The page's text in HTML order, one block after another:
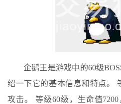
企鹅王是游戏中的60级
绍一下它的基本信息和特点。
攻击。 等级60级，生命值7200